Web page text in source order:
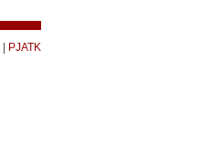
PJATK